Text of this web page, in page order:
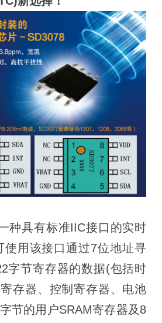
具有标准IIC接口的实时
使用该接口通过7位地址寻
字节寄存器的数据(包括时
存器、控制寄存器、电池
节的用户SRAM寄存器及8